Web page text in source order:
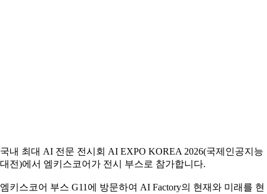
국내 최대 AI 전문 전시회 AI EXPO KOREA 2026(국제인공지능
대전)에서 엠키스코어가 전시 부스로 참가합니다.
엠키스코어 부스 G11에 방문하여 AI Factory의 현재와 미래를 현